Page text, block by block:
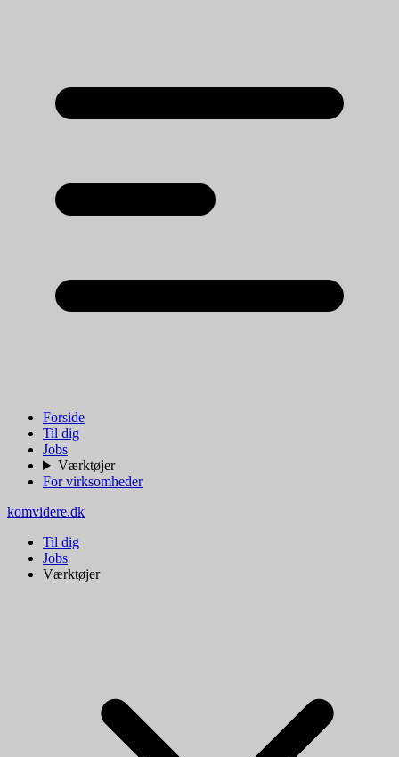
Forside
Til dig
Jobs
Værktøjer
For virksomheder
komvidere.dk
Til dig
Jobs
Værktøjer